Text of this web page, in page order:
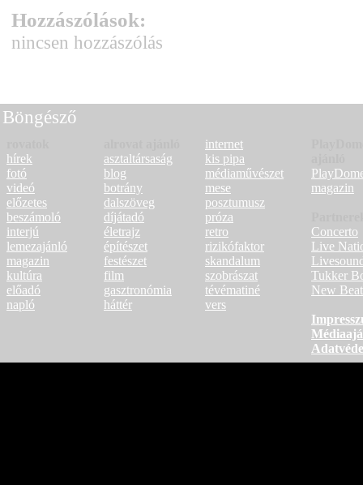
Hozzászólások:
nincsen hozzászólás
Böngésző
hírek
fotó
videó
előzetes
beszámoló
interjú
lemezajánló
magazin
kultúra
előadó
napló
asztaltársaság
blog
botrány
dalszöveg
díjátadó
életrajz
építészet
festészet
film
gasztronómia
háttér
internet
kis pipa
médiaművészet
mese
posztumusz
próza
retro
rizikófaktor
skandalum
szobrászat
tévématiné
vers
magazin
Concerto
Live
Tukker
New Beat